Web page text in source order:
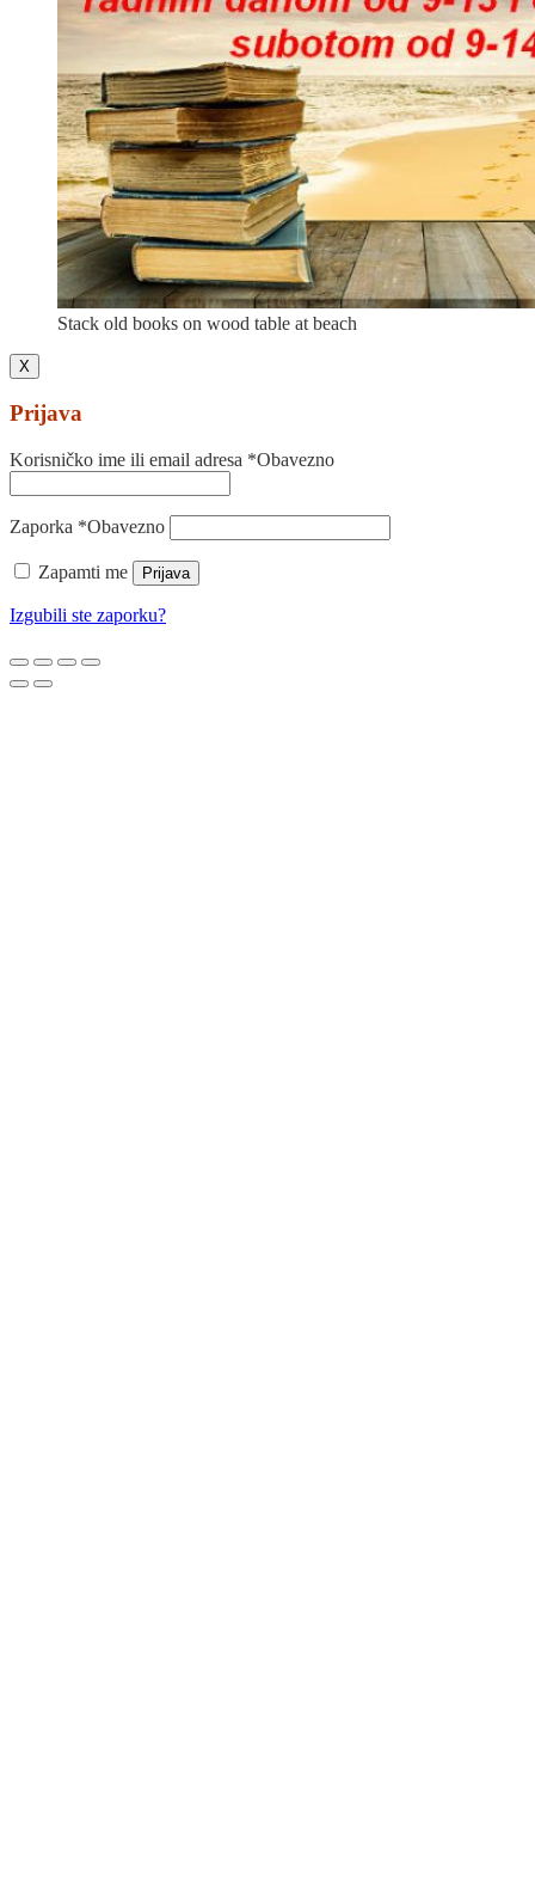
Stack old books on wood table at beach
X
Prijava
Korisničko ime ili email adresa *Obavezno
Zaporka *Obavezno
Zapamti me Prijava
Izgubili ste zaporku?